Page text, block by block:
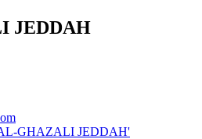
JEDDAH
GHAZALI JEDDAH'